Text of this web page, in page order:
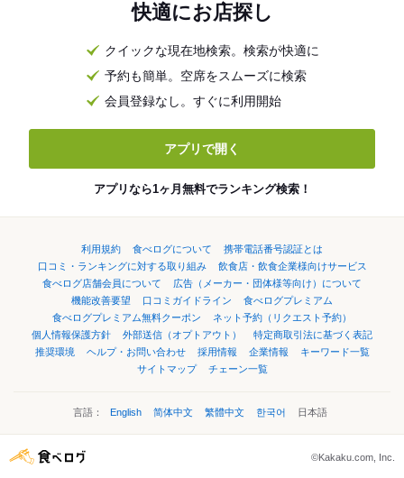
快適にお店探し
クイックな現在地検索。検索が快適に
予約も簡単。空席をスムーズに検索
会員登録なし。すぐに利用開始
アプリで開く
アプリなら1ヶ月無料でランキング検索！
利用規約 食べログについて
携帯電話番号認証とは
口コミ・ランキングに対する取り組み
飲食店・飲食企業様向けサービス
食べログ店舗会員について
広告（メーカー・団体様等向け）について
機能改善要望
口コミガイドライン
食べログプレミアム
食べログプレミアム無料クーポン
ネット予約（リクエスト予約）
個人情報保護方針
外部送信（オプトアウト）
特定商取引法に基づく表記
推奨環境
ヘルプ・お問い合わせ 採用情報 企業情報
キーワード一覧
サイトマップ
チェーン一覧
言語： English 简体中文 繁體中文 한국어 日本語
©Kakaku.com, Inc.